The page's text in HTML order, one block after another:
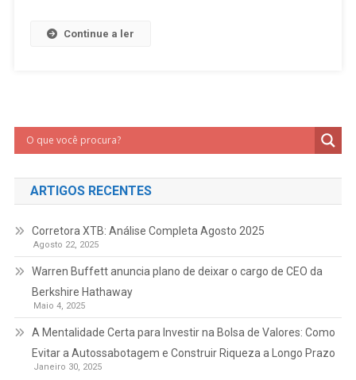
Continue a ler
ARTIGOS RECENTES
Corretora XTB: Análise Completa Agosto 2025
Agosto 22, 2025
Warren Buffett anuncia plano de deixar o cargo de CEO da
Berkshire Hathaway
Maio 4, 2025
A Mentalidade Certa para Investir na Bolsa de Valores: Como
Evitar a Autossabotagem e Construir Riqueza a Longo Prazo
Janeiro 30, 2025